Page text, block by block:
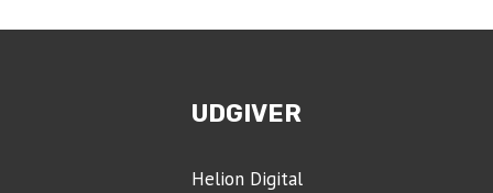
UDGIVER
Helion Digital